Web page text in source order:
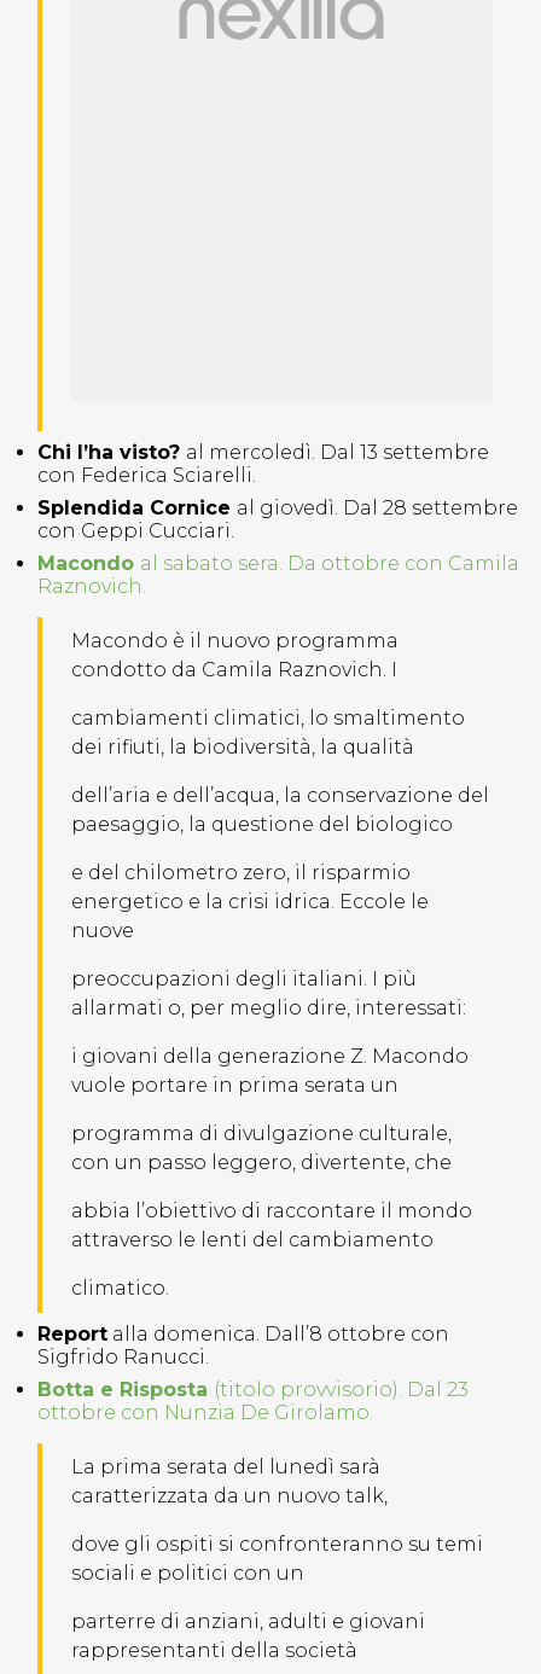
Chi l’ha visto? al mercoledì. Dal 13 settembre
con Federica Sciarelli.
Splendida Cornice al giovedì. Dal 28 settembre
con Geppi Cucciari.
Macondo al sabato sera. Da ottobre con Camila
Raznovich.
Macondo è il nuovo programma
condotto da Camila Raznovich. I
cambiamenti climatici, lo smaltimento
dei rifiuti, la biodiversità, la qualità
dell’aria e dell’acqua, la conservazione del
paesaggio, la questione del biologico
e del chilometro zero, il risparmio
energetico e la crisi idrica. Eccole le
nuove
preoccupazioni degli italiani. I più
allarmati o, per meglio dire, interessati:
i giovani della generazione Z. Macondo
vuole portare in prima serata un
programma di divulgazione culturale,
con un passo leggero, divertente, che
abbia l’obiettivo di raccontare il mondo
attraverso le lenti del cambiamento
climatico.
Report alla domenica. Dall’8 ottobre con
Sigfrido Ranucci.
Botta e Risposta (titolo provvisorio). Dal 23
ottobre con Nunzia De Girolamo.
La prima serata del lunedì sarà
caratterizzata da un nuovo talk,
dove gli ospiti si confronteranno su temi
sociali e politici con un
parterre di anziani, adulti e giovani
rappresentanti della società